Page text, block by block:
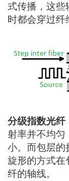
式传播，这些
时都会穿过纤
分级指数光纤
射率并不均匀
小。而包层的
旋形的方式在
纤的轴线。